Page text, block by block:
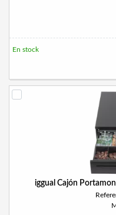
En stock
iggual Cajón